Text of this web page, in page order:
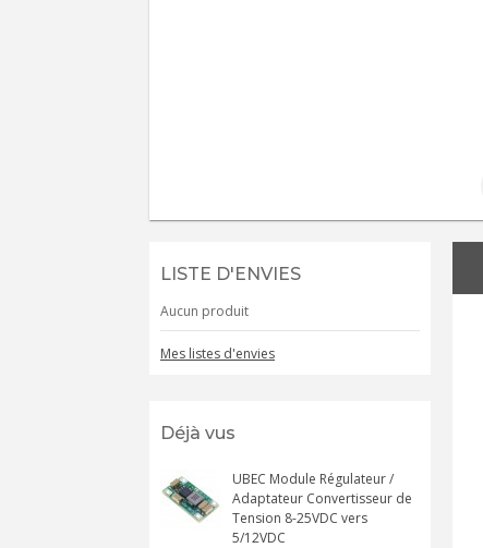
LISTE D'ENVIES
Aucun produit
Mes listes d'envies
Déjà vus
UBEC Module Régulateur /
Adaptateur Convertisseur de
Tension 8-25VDC vers
5/12VDC